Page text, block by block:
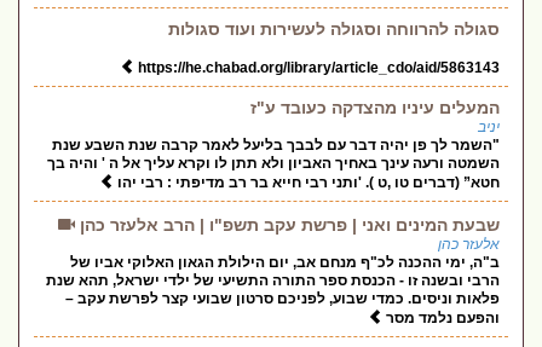
סגולה להרווחה וסגולה לעשירות ועוד סגולות
https://he.chabad.org/library/article_cdo/aid/5863143
המעלים עיניו מהצדקה כעובד ע"ז
יניב
"השמר לך פן יהיה דבר עם לבבך בליעל לאמר קרבה שנת השבע שנת
השמטה ורעה עינך באחיך האביון ולא תתן לו וקרא עליך אל ה ' והיה בך
חטא” (דברים טו ,ט ). 'ותני רבי חייא בר רב מדיפתי : רבי יהו
שבעת המינים ואני | פרשת עקב תשפ"ו | הרב אלעזר כהן
אלעזר כהן
ב"ה, ימי ההכנה לכ"ף מנחם אב, יום הילולת הגאון האלוקי אביו של
הרבי ובשנה זו - הכנסת ספר התורה התשיעי של ילדי ישראל, תהא שנת
פלאות וניסים. כמדי שבוע, לפניכם סרטון שבועי קצר לפרשת עקב –
והפעם נלמד מסר